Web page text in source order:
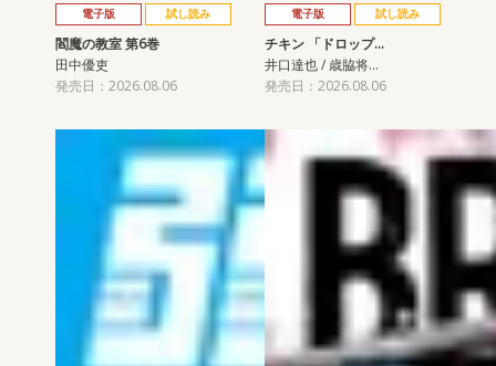
電子版 試し読み
閻魔の教室 第6巻
田中優吏
発売日：2026.08.06
電子版 試し読み
チキン 「ドロップ…
井口達也 / 歳脇将…
発売日：2026.08.06